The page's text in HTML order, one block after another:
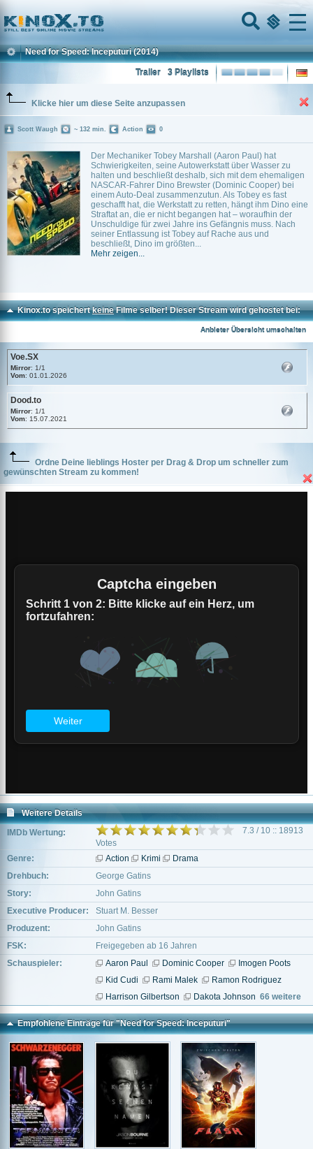
Home
Menu
Need for Speed: Inceputuri (2014)
3 Playlists
Trailer
Klicke hier um diese Seite anzupassen
Der Mechaniker Tobey Marshall (Aaron Paul) hat
Schwierigkeiten, seine Autowerkstatt über Wasser zu
halten und beschließt deshalb, sich mit dem ehemaligen
NASCAR-Fahrer Dino Brewster (Dominic Cooper) bei
einem Auto-Deal zusammenzutun. Als Tobey es fast
geschafft hat, die Werkstatt zu retten, hängt ihm Dino eine
Straftat an, die er nicht begangen hat – woraufhin der
Unschuldige für zwei Jahre ins Gefängnis muss. Nach
seiner Entlassung ist Tobey auf Rache aus und
beschließt, Dino im größten...
Mehr zeigen...
Scott Waugh ~ 132 min. Action 0
Kinox.to speichertkeineFilme selber! Dieser Stream wird gehostet bei:
Anbieter Übersicht umschalten
Voe.SX
Mirror: 1/1
Vom: 01.01.2026
Dood.to
Mirror: 1/1
Vom: 15.07.2021
Ordne Deine lieblings Hoster per Drag & Drop um schneller zum
gewünschten Stream zu kommen!
Weitere Details
IMDb Wertung:
7.3 / 10 :: 18913
Votes
Genre:
Action Krimi
Drama
Drehbuch:
George Gatins
Story:
John Gatins
Executive Producer:
Stuart M. Besser
Produzent:
John Gatins
FSK:
Freigegeben ab 16 Jahren
Schauspieler:
Aaron Paul Dominic Cooper
Imogen Poots
Kid Cudi
Rami Malek
Ramon Rodriguez
Harrison Gilbertson
Dakota Johnson 66 weitere
Empfohlene Einträge für "Need for Speed: Inceputuri"